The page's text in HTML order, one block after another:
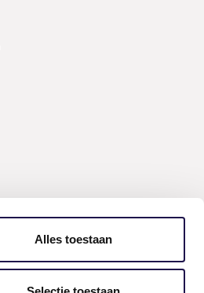
Alles toestaan